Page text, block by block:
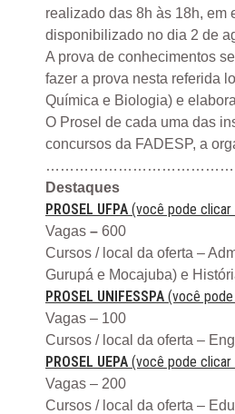
realizado das 8h às 18h, em
disponibilizado no dia 2 de
A prova de conhecimentos
fazer a prova nesta referida
Química e Biologia) e
O Prosel de cada uma das
concursos da FADESP, a
Destaques
PROSEL UFPA (você pode clicar
Vagas – 600
Cursos / local da oferta –
Gurupá e Mocajuba) e
PROSEL UNIFESSPA (você
Vagas – 100
Cursos / local da oferta –
PROSEL UEPA (você pode clicar
Vagas – 200
Cursos / local da oferta –